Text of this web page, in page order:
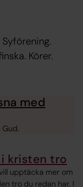
Körer.
med
kristen tro
upptäcka mer om
tro du redan har. I